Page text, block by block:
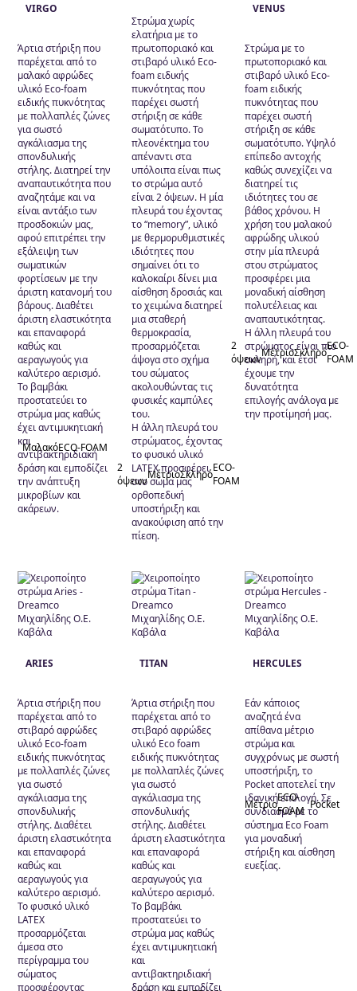
Διαστάσεις
Σκληρότητα
2 όψεων(2)
Μαλακό
Μέτριο
Σκληρό (4)
Τεχνολογία
ECO-FOAM
Pocket
VIRGO
Άρτια στήριξη που
παρέχεται από το
μαλακό αφρώδες
υλικό Eco-foam
ειδικής πυκνότητας
με πολλαπλές ζώνες
για σωστό
αγκάλιασμα της
σπονδυλικής
στήλης. Διατηρεί την
αναπαυτικότητα που
αναζητάμε και να
είναι αντάξιο των
προσδοκιών μας,
αφού επιτρέπει την
εξάλειψη των
σωματικών
φορτίσεων με την
άριστη κατανομή του
βάρους. Διαθέτει
άριστη ελαστικότητα
και επαναφορά
καθώς και
αεραγωγούς για
καλύτερο αερισμό.
Το βαμβάκι
προστατεύει το
στρώμα μας καθώς
έχει αντιμυκητιακή
και
αντιβακτηριδιακή
δράση και εμποδίζει
την ανάπτυξη
μικροβίων και
ακάρεων.
ΜαλακόECO-FOAM
Στρώμα χωρίς
ελατήρια με το
πρωτοποριακό και
στιβαρό υλικό Eco-
foam ειδικής
πυκνότητας που
παρέχει σωστή
στήριξη σε κάθε
σωματότυπο. Το
πλεονέκτημα του
απέναντι στα
υπόλοιπα είναι πως
το στρώμα αυτό
είναι 2 όψεων. Η μία
πλευρά του έχοντας
το “memory”, υλικό
με θερμορυθμιστικές
ιδιότητες που
σημαίνει ότι το
καλοκαίρι δίνει μια
αίσθηση δροσιάς και
το χειμώνα διατηρεί
μια σταθερή
θερμοκρασία,
προσαρμόζεται
άψογα στο σχήμα
του σώματος
ακολουθώντας τις
φυσικές καμπύλες
του.
Η άλλη πλευρά του
στρώματος, έχοντας
το φυσικό υλικό
LATEX προσφέρει
στο σώμα μας
ορθοπεδική
υποστήριξη και
ανακούφιση από την
πίεση.
2
όψεωνΜέτριοΣκληρόECO-
FOAM
VENUS
Στρώμα με το
πρωτοποριακό και
στιβαρό υλικό Eco-
foam ειδικής
πυκνότητας που
παρέχει σωστή
στήριξη σε κάθε
σωματότυπο. Υψηλό
επίπεδο αντοχής
καθώς συνεχίζει να
διατηρεί τις
ιδιότητες του σε
βάθος χρόνου. Η
χρήση του μαλακού
αφρώδης υλικού
στην μία πλευρά
στου στρώματος
προσφέρει μια
μοναδική αίσθηση
πολυτέλειας και
αναπαυτικότητας.
Η άλλη πλευρά του
στρώματος είναι πιο
σκληρή, και έτσι
έχουμε την
δυνατότητα
επιλογής ανάλογα με
την προτίμησή μας.
2
όψεωνΜέτριοΣκληρόECO-
FOAM
ARIES
Άρτια στήριξη που
παρέχεται από το
στιβαρό αφρώδες
υλικό Eco-foam
ειδικής πυκνότητας
με πολλαπλές ζώνες
για σωστό
αγκάλιασμα της
σπονδυλικής
στήλης. Διαθέτει
άριστη ελαστικότητα
και επαναφορά
καθώς και
αεραγωγούς για
καλύτερο αερισμό.
Το φυσικό υλικό
LATEX
προσαρμόζεται
άμεσα στο
περίγραμμα του
σώματος
προσφέροντας
TITAN
Άρτια στήριξη που
παρέχεται από το
στιβαρό αφρώδες
υλικό Eco foam
ειδικής πυκνότητας
με πολλαπλές ζώνες
για σωστό
αγκάλιασμα της
σπονδυλικής
στήλης. Διαθέτει
άριστη ελαστικότητα
και επαναφορά
καθώς και
αεραγωγούς για
καλύτερο αερισμό.
Το βαμβάκι
προστατεύει το
στρώμα μας καθώς
έχει αντιμυκητιακή
και
αντιβακτηριδιακή
δράση και εμποδίζει
HERCULES
Εάν κάποιος
αναζητά ένα
απίθανα μέτριο
στρώμα και
συγχρόνως με σωστή
υποστήριξη, το
Pocket αποτελεί την
ιδανική επιλογή. Σε
συνδιασμό με το
σύστημα Eco Foam
για μοναδική
στήριξη και αίσθηση
ευεξίας.
ΜέτριοECO-
FOAM Pocket